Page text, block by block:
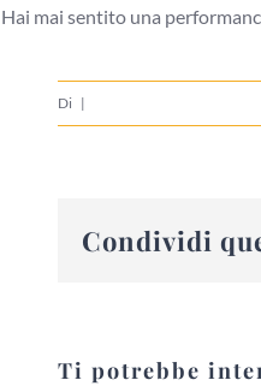
Hai mai sentito una
Di |
Condividi
Ti potrebbe